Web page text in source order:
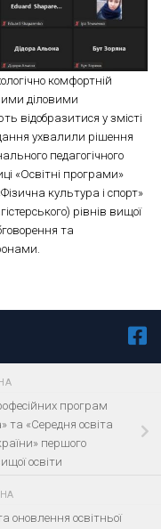
комфортній
діловими
відобразитися у змісті
ухвалили рішення
педагогічного
«Освітні програми»
культура і спорт»
рівнів вищої
та
програм
та «Середня освіта
першого
освіти
оновлення освітньої